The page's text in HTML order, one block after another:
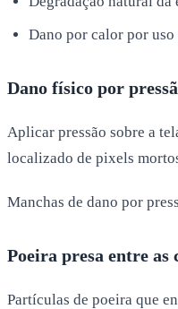
Dano por calor por
Dano físico por
Aplicar pressão sobre a
localizado de pixels
Manchas de dano por
Poeira presa entre as
Partículas de poeira que